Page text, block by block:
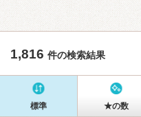
1,816 件の検索結果
標準 ★の数